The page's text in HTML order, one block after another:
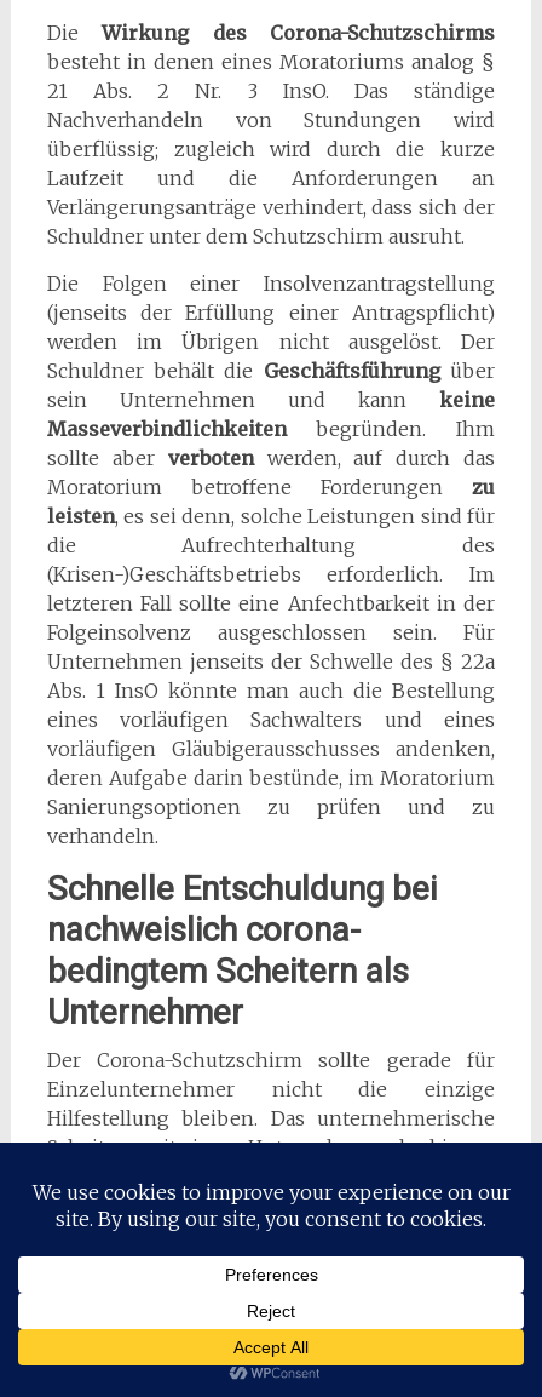
DieWirkung des Corona-Schutzschirms
besteht in denen eines Moratoriums analog §
21 Abs. 2 Nr. 3 InsO. Das ständige
Nachverhandeln von Stundungen wird
überflüssig; zugleich wird durch die kurze
Laufzeit und die Anforderungen an
Verlängerungsanträge verhindert, dass sich der
Schuldner unter dem Schutzschirm ausruht.
Die Folgen einer Insolvenzantragstellung
(jenseits der Erfüllung einer Antragspflicht)
werden im Übrigen nicht ausgelöst. Der
Schuldner behält die Geschäftsführungüber
sein Unternehmen und kannkeine
Masseverbindlichkeitenbegründen. Ihm
sollte aber verbotenwerden, auf durch das
Moratorium betroffene Forderungenzu
leisten, es sei denn, solche Leistungen sind für
die Aufrechterhaltung des
(Krisen-)Geschäftsbetriebs erforderlich. Im
letzteren Fall sollte eine Anfechtbarkeit in der
Folgeinsolvenz ausgeschlossen sein. Für
Unternehmen jenseits der Schwelle des § 22a
Abs. 1 InsO könnte man auch die Bestellung
eines vorläufigen Sachwalters und eines
vorläufigen Gläubigerausschusses andenken,
deren Aufgabe darin bestünde, im Moratorium
Sanierungsoptionen zu prüfen und zu
verhandeln.
Schnelle Entschuldung bei
nachweislich corona-
bedingtem Scheitern als
Unternehmer
Der Corona-Schutzschirm sollte gerade für
Einzelunternehmer nicht die einzige
Hilfestellung bleiben. Das unternehmerische
Scheitern mit einem Unternehmen, das bis zur
Ergreifung der pandemiebedingten
Maßnahmen der Politik rentabel war, sollte
nicht dadurch doppelt bestraft werden, dass
eine Restschuldbefreiung erst nach Ablauf der
und in dieser „verdient“ wird. Stattdessen sollte
Unternehmern, die
und ein Insolvenzverfahren